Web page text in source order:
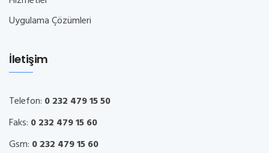
Uygulama Çözümleri
İletişim
Telefon: 0 232 479 15 50
Faks: 0 232 479 15 60
Gsm: 0 232 479 15 60